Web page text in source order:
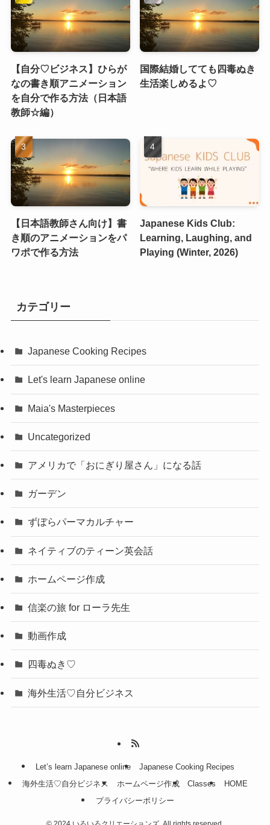
【自分♡ビジネス】ひらが
なの書き順アニメーション
を自分で作る方法（日本語
教師☆編）
国際結婚してても四毒ぬき
生活楽しめるよ♡
【日本語教師さん向け】書
き順のアニメーションをパ
ワポで作る方法
Japanese Kids Club:
Learning, Laughing, and
Playing (Winter, 2026)
カテゴリー
Japanese Cooking Recipes
Let's learn Japanese online
Maia's Masterpieces
Uncategorized
アメリカで「おにぎり屋さん」になる話
ガーデン
ずぼらパーマカルチャー
ネイティブのティーン英会話
ホームページ作成
信楽の旅 for ローラ先生
動画作成
四毒ぬき♡
海外生活♡自分ビジネス
Let’s learn Japanese online
Japanese Cooking Recipes
海外生活♡自分ビジネス
ホームページ作成 Classes
HOME
プライバシーポリシー